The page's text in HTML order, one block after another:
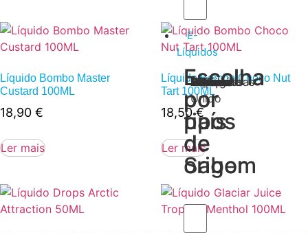
E-
Líquidos
Escolha
por
tipos
de
Sabor
Tabaco
Frutas
Bebidas
Frescos
Sobremesas
Escolha
por
país
de
origem
Portugal
Alemanha
USA
Reino
Unido
Canadá
França
Malásia
Filipinas
Espanha
Polónia
Grécia
Líquido Bombo Master
Custard 100ML
18,90 €
Ler mais
Líquido Bombo Choco Nut
Tart 100ML
18,50€
Ler mais